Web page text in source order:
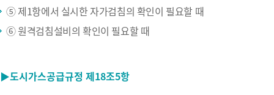
⑤ 제1항에서 실시한 자가검침의 확인이 필요할 때
⑥ 원격검침설비의 확인이 필요할 때
▶도시가스공급규정 제18조5항